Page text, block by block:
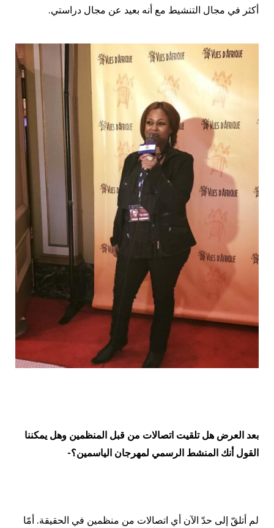
أكثر في مجال التنشيط مع أنه بعيد عن مجال دراستي.
بعد العرض هل تلقيت اتصالات من قبل المنظمين وهل يمكننا
القول أنك المنشط الرسمي لمهرجان الياسمين؟-
لم أتلقّ إلى حدّ الآن أي اتصالات من منظمين في الحقيقة. أمّا